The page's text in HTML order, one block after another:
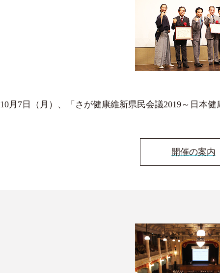
10月7日（月）、「さが健康維新県民会議2019～日本
開催の案内